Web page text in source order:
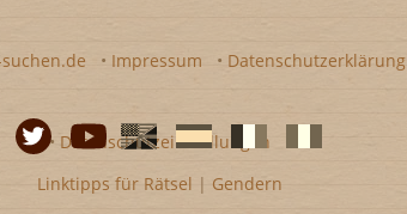
• Impressum • Datenschutzerklärung
• Datenschutzeinstellungen
TwitterYoutubeEnglischeSpanischefranzösicheitalienische
Linktipps für Rätsel | Gendern